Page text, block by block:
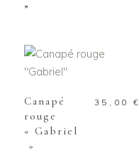
”
AJOUTER AU
PANIER
Canapé
rouge
« Gabriel
»
35,00€